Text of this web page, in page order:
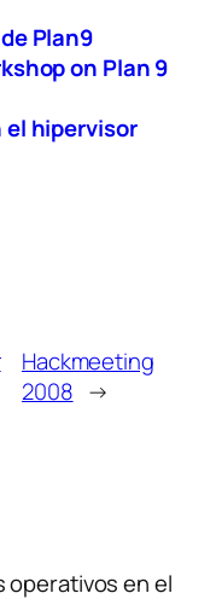
Plan9
on Plan 9
hipervisor
Hackmeeting
2008 →
operativos en el